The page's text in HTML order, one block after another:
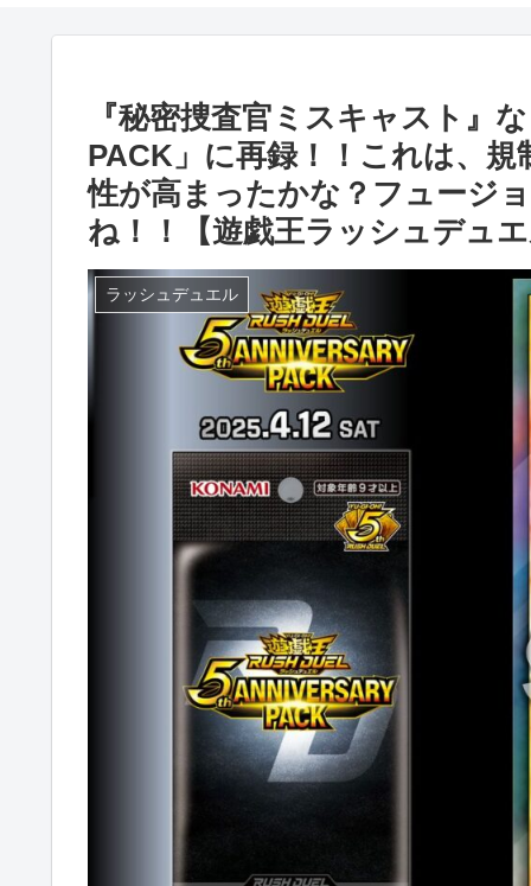
『秘密捜査官ミスキャスト』
PACK」に再録！！これは、
性が高まったかな？フュージ
ね！！【遊戯王ラッシュデュ
ラッシュデュエル